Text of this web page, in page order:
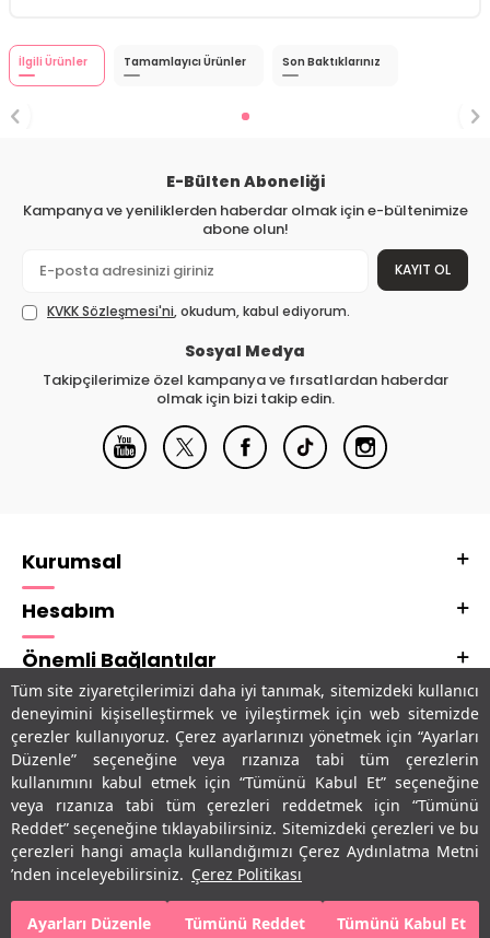
Tüm site ziyaretçilerimizi daha iyi tanımak, sitemizdeki kullanıcı
deneyimini kişiselleştirmek ve iyileştirmek için web sitemizde
çerezler kullanıyoruz. Çerez ayarlarınızı yönetmek için “Ayarları
Düzenle” seçeneğine veya rızanıza tabi tüm çerezlerin
kullanımını kabul etmek için “Tümünü Kabul Et” seçeneğine
veya rızanıza tabi tüm çerezleri reddetmek için “Tümünü
Reddet” seçeneğine tıklayabilirsiniz. Sitemizdeki çerezleri ve bu
çerezleri hangi amaçla kullandığımızı Çerez Aydınlatma Metni
’nden inceleyebilirsiniz. Çerez Politikası
Ayarları Düzenle Tümünü Reddet Tümünü Kabul Et
SEPETE EKLE HEMEN AL
İlgili Ürünler Tamamlayıcı Ürünler Son Baktıklarınız
E-Bülten Aboneliği
Kampanya ve yeniliklerden haberdar olmak için e-bültenimize
abone olun!
KAYIT OL
KVKK Sözleşmesi'ni, okudum, kabul ediyorum.
Sosyal Medya
Takipçilerimize özel kampanya ve fırsatlardan haberdar
olmak için bizi takip edin.
Kurumsal
Hesabım
Önemli Bağlantılar
Adres & İletişim
Uygulamalarımız